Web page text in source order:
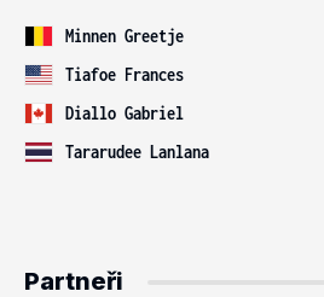
Minnen Greetje
Tiafoe Frances
Diallo Gabriel
Tararudee Lanlana
Partneři